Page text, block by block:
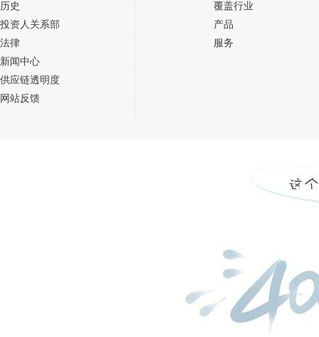
历史
投资人关系部
法律
新闻中心
供应链透明度
网站反馈
覆盖行业
产品
服务